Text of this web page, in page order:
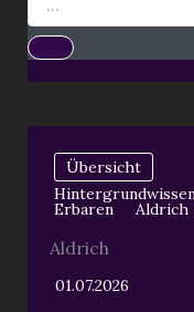
Übersicht
Erbaren Aldrich
Aldrich
01.07.2026